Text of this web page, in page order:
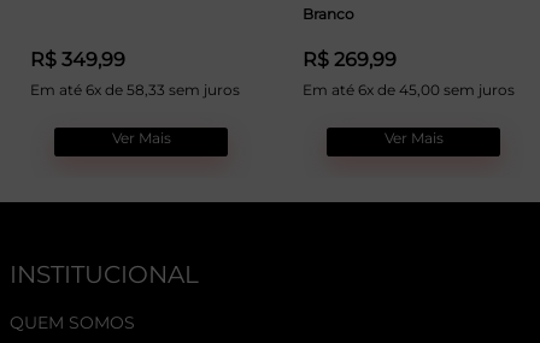
R$ 349,99
Em até 6x de 58,33 sem juros
Ver Mais
Branco
R$ 269,99
Em até 6x de 45,00 sem juros
Ver Mais
INSTITUCIONAL
QUEM SOMOS